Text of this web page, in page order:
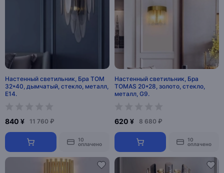
Настенный светильник, Бра TOM
32*40, дымчатый, стекло, металл,
Е14.
840 ¥ 11 760 ₽
10
оплачено
Настенный светильник, Бра
TOMAS 20*28, золото, стекло,
металл, G9.
620 ¥ 8 680 ₽
10
оплачено